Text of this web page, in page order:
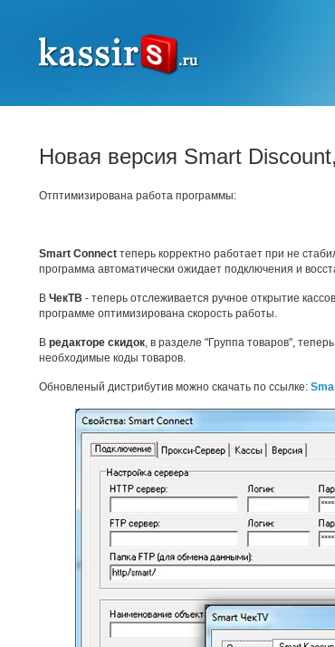
Новая версия Smart
Отптимизирована работа программы:
Smart Connect теперь корректно работает при не
программа автоматически ожидает подключения и
В ЧекТВ - теперь отслеживается ручное открытие
программе оптимизирована скорость работы.
В редакторе скидок, в разделе "Группа товаров",
необходимые коды товаров.
Обновленый дистрибутив можно скачать по ссылке: